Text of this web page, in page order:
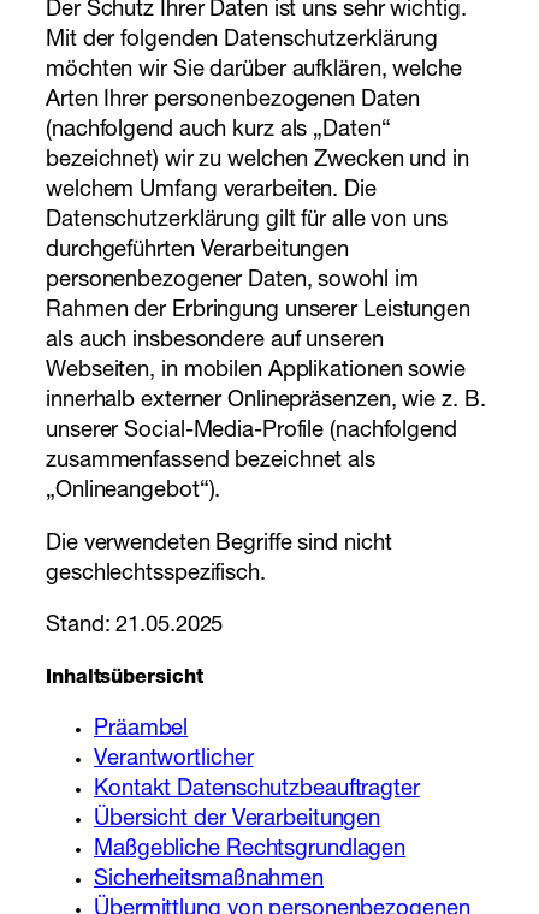
Der Schutz Ihrer Daten ist uns sehr wichtig.
Mit der folgenden Datenschutzerklärung
möchten wir Sie darüber aufklären, welche
Arten Ihrer personenbezogenen Daten
(nachfolgend auch kurz als „Daten“
bezeichnet) wir zu welchen Zwecken und in
welchem Umfang verarbeiten. Die
Datenschutzerklärung gilt für alle von uns
durchgeführten Verarbeitungen
personenbezogener Daten, sowohl im
Rahmen der Erbringung unserer Leistungen
als auch insbesondere auf unseren
Webseiten, in mobilen Applikationen sowie
innerhalb externer Onlinepräsenzen, wie z. B.
unserer Social-Media-Profile (nachfolgend
zusammenfassend bezeichnet als
„Onlineangebot“).
Die verwendeten Begriffe sind nicht
geschlechtsspezifisch.
Stand: 21.05.2025
Inhaltsübersicht
Präambel
Verantwortlicher
Kontakt Datenschutzbeauftragter
Übersicht der Verarbeitungen
Maßgebliche Rechtsgrundlagen
Sicherheitsmaßnahmen